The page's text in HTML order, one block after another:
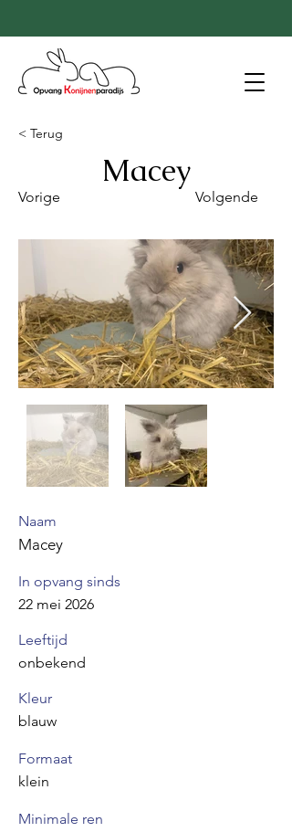
< Terug
Volgende
Naam
Macey
In opvang sinds
22 mei 2026
Leeftijd
onbekend
Kleur
blauw
Formaat
klein
Minimale ren
Macey
Vorige